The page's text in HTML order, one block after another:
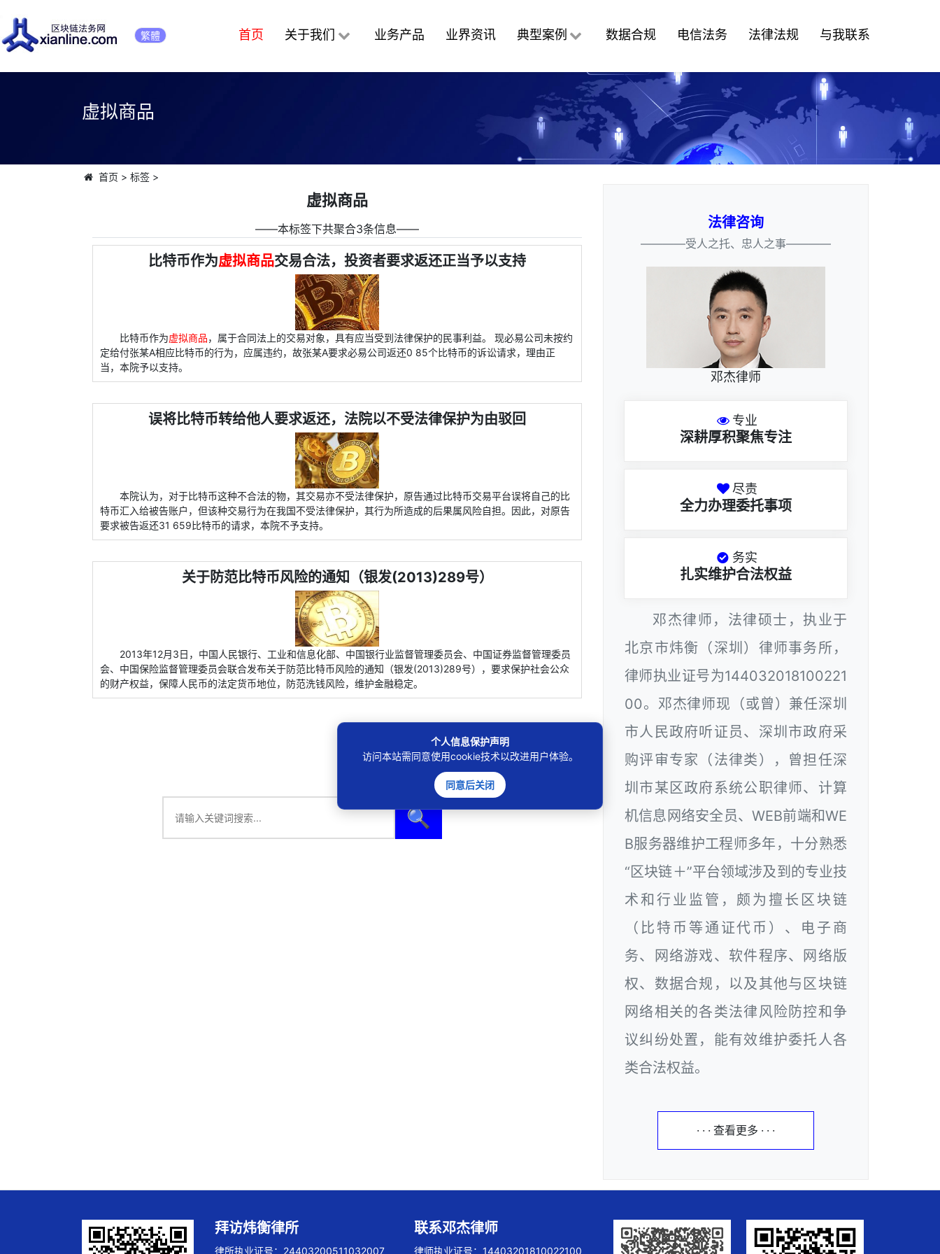
繁體 首页 关于我们 业务产品 业界资讯 典型案例 数据合规 电信法务 法律法规 与我联系
虚拟商品
首页 > 标签>
虚拟商品
――本标签下共聚合3条信息――
比特币作为虚拟商品交易合法，投资者要求返还正当予以支持
比特币作为虚拟商品，属于合同法上的交易对象，具有应当受到法律保护的民事利益。 现必易公司未按约
定给付张某A相应比特币的行为，应属违约，故张某A要求必易公司返还0 85个比特币的诉讼请求，理由正
当，本院予以支持。
误将比特币转给他人要求返还，法院以不受法律保护为由驳回
本院认为，对于比特币这种不合法的物，其交易亦不受法律保护，原告通过比特币交易平台误将自己的比
特币汇入给被告账户，但该种交易行为在我国不受法律保护，其行为所造成的后果属风险自担。因此，对原告
要求被告返还31 659比特币的请求，本院不予支持。
关于防范比特币风险的通知（银发(2013)289号）
2013年12月3日，中国人民银行、工业和信息化部、中国银行业监督管理委员会、中国证券监督管理委员
会、中国保险监督管理委员会联合发布关于防范比特币风险的通知（银发(2013)289号），要求保护社会公众
的财产权益，保障人民币的法定货币地位，防范洗钱风险，维护金融稳定。
🔍
法律咨询
————受人之托、忠人之事————
邓杰律师
专业
深耕厚积聚焦专注
尽责
全力办理委托事项
务实
扎实维护合法权益
邓杰律师，法律硕士，执业于
北京市炜衡（深圳）律师事务所，
律师执业证号为144032018100221
00。邓杰律师现（或曾）兼任深圳
市人民政府听证员、深圳市政府采
购评审专家（法律类），曾担任深
圳市某区政府系统公职律师、计算
机信息网络安全员、WEB前端和WE
B服务器维护工程师多年，十分熟悉
“区块链＋”平台领域涉及到的专业技
术和行业监管，颇为擅长区块链
（比特币等通证代币）、电子商
务、网络游戏、软件程序、网络版
权、数据合规，以及其他与区块链
网络相关的各类法律风险防控和争
议纠纷处置，能有效维护委托人各
类合法权益。
· · · 查看更多 · · ·
拜访炜衡律所
律所执业证号：24403200511032007
联系邓杰律师
律师执业证号：14403201810022100
个人信息保护声明
访问本站需同意使用cookie技术以改进用户体验。
同意后关闭